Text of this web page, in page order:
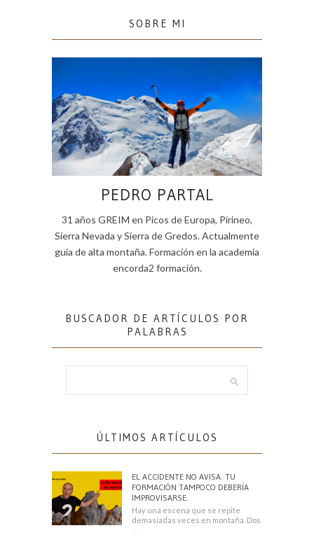
SOBRE MI
PEDRO PARTAL
31 años GREIM en Picos de Europa, Pirineo,
Sierra Nevada y Sierra de Gredos. Actualmente
guía de alta montaña. Formación en la academia
encorda2 formación.
BUSCADOR DE ARTÍCULOS POR
PALABRAS
ÚLTIMOS ARTÍCULOS
EL ACCIDENTE NO AVISA. TU
FORMACIÓN TAMPOCO DEBERÍA
IMPROVISARSE.
Hay una escena que se repite
demasiadas veces en montaña. Dos